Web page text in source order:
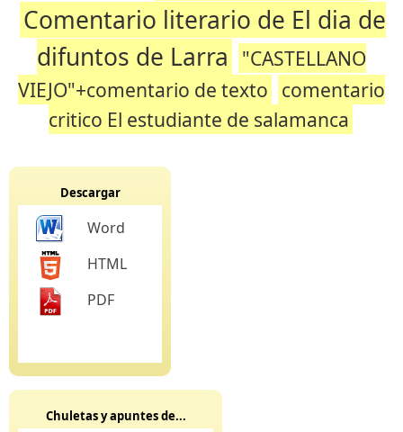
Comentario literario de El dia de
difuntos de Larra
"CASTELLANO
VIEJO"+comentario de texto comentario
critico El estudiante de salamanca
Descargar
Word
HTML
PDF
Chuletas y apuntes de...